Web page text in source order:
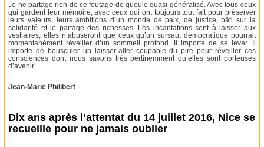
Je ne partage rien de ce foutage de gueule quasi généralisé. Avec tous ceux
qui gardent leur mémoire, avec ceux qui ont toujours tout fait pour préserver
leurs valeurs, leurs ambitions d’un monde de paix, de justice, bâti sur la
solidarité et le partage des richesses. Les incantations sont à laisser aux
vestiaires, elles n’abuseront que ceux qu’un sursaut démocratique pourrait
momentanément réveiller d’un sommeil profond. Il importe de se lever. Il
importe de bousculer un laisser-aller coupable du pire pour réveiller ces
consciences dont nous savons très pertinemment qu’elles sont porteuses
d’avenir.
Jean-Marie Philibert
Dix ans après l’attentat du 14 juillet 2016, Nice se
recueille pour ne jamais oublier